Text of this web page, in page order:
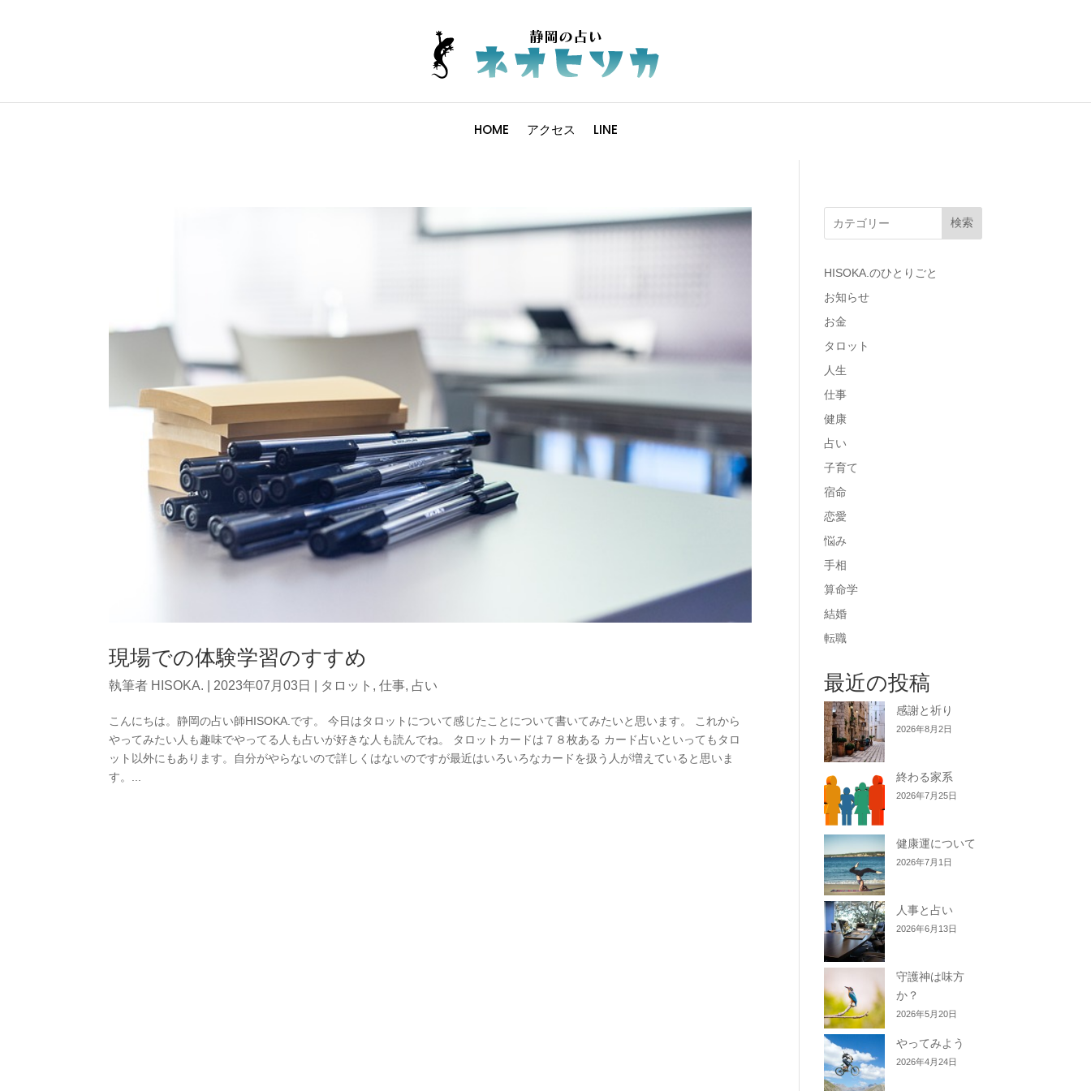
HOME アクセス LINE
現場での体験学習のすすめ
執筆者 HISOKA. 2023年07月03日 タロット ,仕事, 占い
こんにちは。静岡の占い師HISOKA.です。 今日はタロットについて感じたことについて書いてみたいと思います。 これから
やってみたい人も趣味でやってる人も占いが好きな人も読んでね。 タロットカードは７８枚ある カード占いといってもタロ
ット以外にもあります。自分がやらないので詳しくはないのですが最近はいろいろなカードを扱う人が増えていると思いま
す。...
検索
HISOKA.のひとりごと
お知らせ
お金
タロット
人生
仕事
健康
占い
子育て
宿命
恋愛
悩み
手相
算命学
結婚
転職
最近の投稿
感謝と祈り
2026年8月2日
終わる家系
2026年7月25日
健康運について
2026年7月1日
人事と占い
2026年6月13日
守護神は味方
か？
2026年5月20日
やってみよう
2026年4月24日